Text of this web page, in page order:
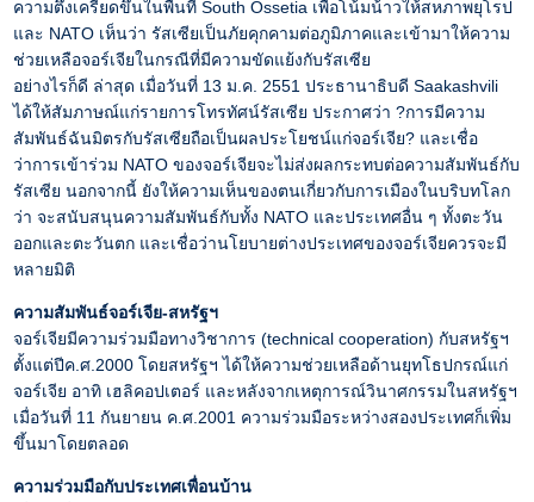
ความตึงเครียดขึ้นในพื้นที่ South Ossetia เพื่อโน้มน้าวให้สหภาพยุโรป
และ NATO เห็นว่า รัสเซียเป็นภัยคุกคามต่อภูมิภาคและเข้ามาให้ความ
ช่วยเหลือจอร์เจียในกรณีที่มีความขัดแย้งกับรัสเซีย
อย่างไรก็ดี ล่าสุด เมื่อวันที่ 13 ม.ค. 2551 ประธานาธิบดี Saakashvili
ได้ให้สัมภาษณ์แก่รายการโทรทัศน์รัสเซีย ประกาศว่า ?การมีความ
สัมพันธ์ฉันมิตรกับรัสเซียถือเป็นผลประโยชน์แก่จอร์เจีย? และเชื่อ
ว่าการเข้าร่วม NATO ของจอร์เจียจะไม่ส่งผลกระทบต่อความสัมพันธ์กับ
รัสเซีย นอกจากนี้ ยังให้ความเห็นของตนเกี่ยวกับการเมืองในบริบทโลก
ว่า จะสนับสนุนความสัมพันธ์กับทั้ง NATO และประเทศอื่น ๆ ทั้งตะวัน
ออกและตะวันตก และเชื่อว่านโยบายต่างประเทศของจอร์เจียควรจะมี
หลายมิติ
ความสัมพันธ์จอร์เจีย-สหรัฐฯ
จอร์เจียมีความร่วมมือทางวิชาการ (technical cooperation) กับสหรัฐฯ
ตั้งแต่ปีค.ศ.2000 โดยสหรัฐฯ ได้ให้ความช่วยเหลือด้านยุทโธปกรณ์แก่
จอร์เจีย อาทิ เฮลิคอปเตอร์ และหลังจากเหตุการณ์วินาศกรรมในสหรัฐฯ
เมื่อวันที่ 11 กันยายน ค.ศ.2001 ความร่วมมือระหว่างสองประเทศก็เพิ่ม
ขึ้นมาโดยตลอด
ความร่วมมือกับประเทศเพื่อนบ้าน